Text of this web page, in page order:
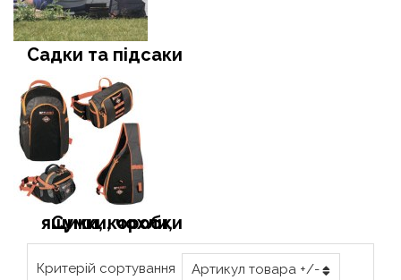
Садки та підсаки
Сумки, чохли, ящики, коробки
Критерій сортування
Артикул товара +/-